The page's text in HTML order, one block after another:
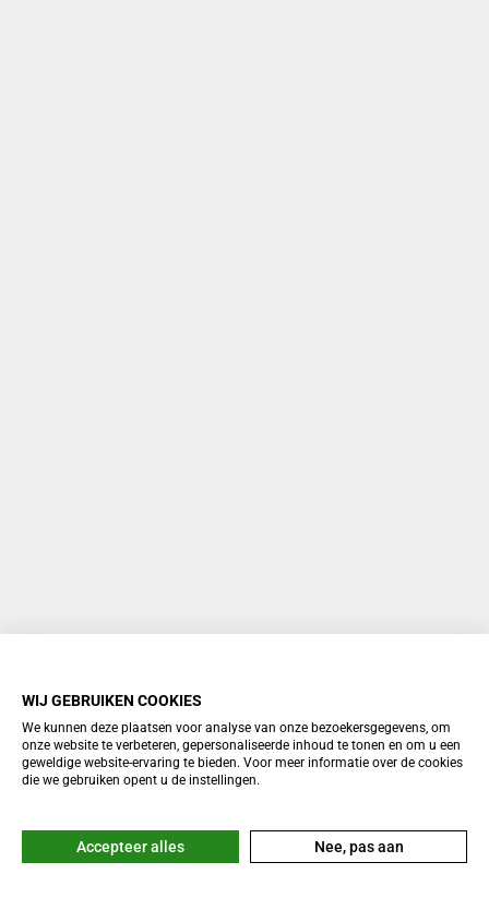
WIJ GEBRUIKEN COOKIES
We kunnen deze plaatsen voor analyse van onze bezoekersgegevens, om
onze website te verbeteren, gepersonaliseerde inhoud te tonen en om u een
geweldige website-ervaring te bieden. Voor meer informatie over de cookies
die we gebruiken opent u de instellingen.
Accepteer alles Nee, pas aan